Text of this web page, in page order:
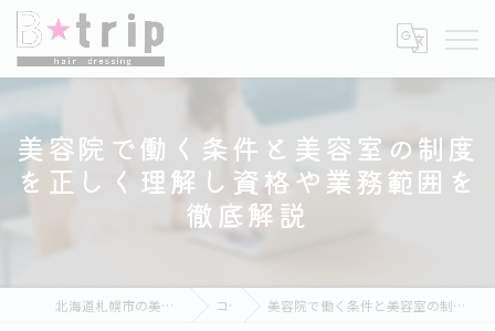
美容院で働く条件と美容室の制度
を正しく理解し資格や業務範囲を
徹底解説
北海道札幌市の美容室ならB★trip hair dressing コラム 美容院で働く条件と美容室の制度を正しく理解し資格や業務範囲を徹底解説